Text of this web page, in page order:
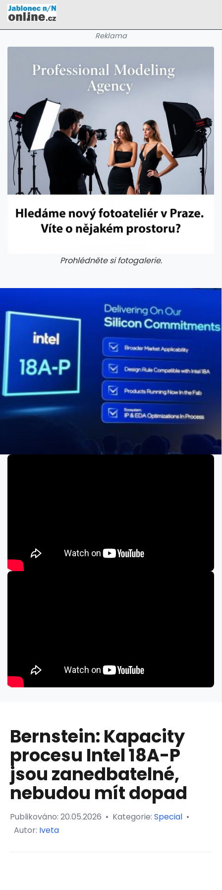
Reklama
Prohlédněte si fotogalerie.
Bernstein: Kapacity
procesu Intel 18A-P
jsou zanedbatelné,
nebudou mít dopad
Publikováno: 20.05.2026 • Kategorie: Special •
Autor: Iveta